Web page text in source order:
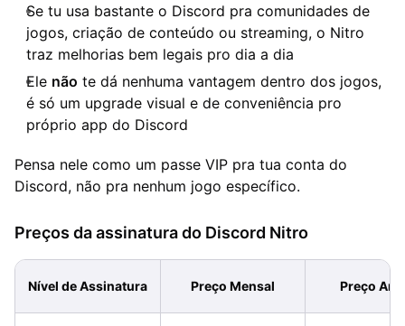
Se tu usa bastante o Discord pra comunidades de
jogos, criação de conteúdo ou streaming, o Nitro
traz melhorias bem legais pro dia a dia
Ele não te dá nenhuma vantagem dentro dos jogos,
é só um upgrade visual e de conveniência pro
próprio app do Discord
Pensa nele como um passe VIP pra tua conta do
Discord, não pra nenhum jogo específico.
Preços da assinatura do Discord Nitro
Nível de Assinatura Preço Mensal Preço